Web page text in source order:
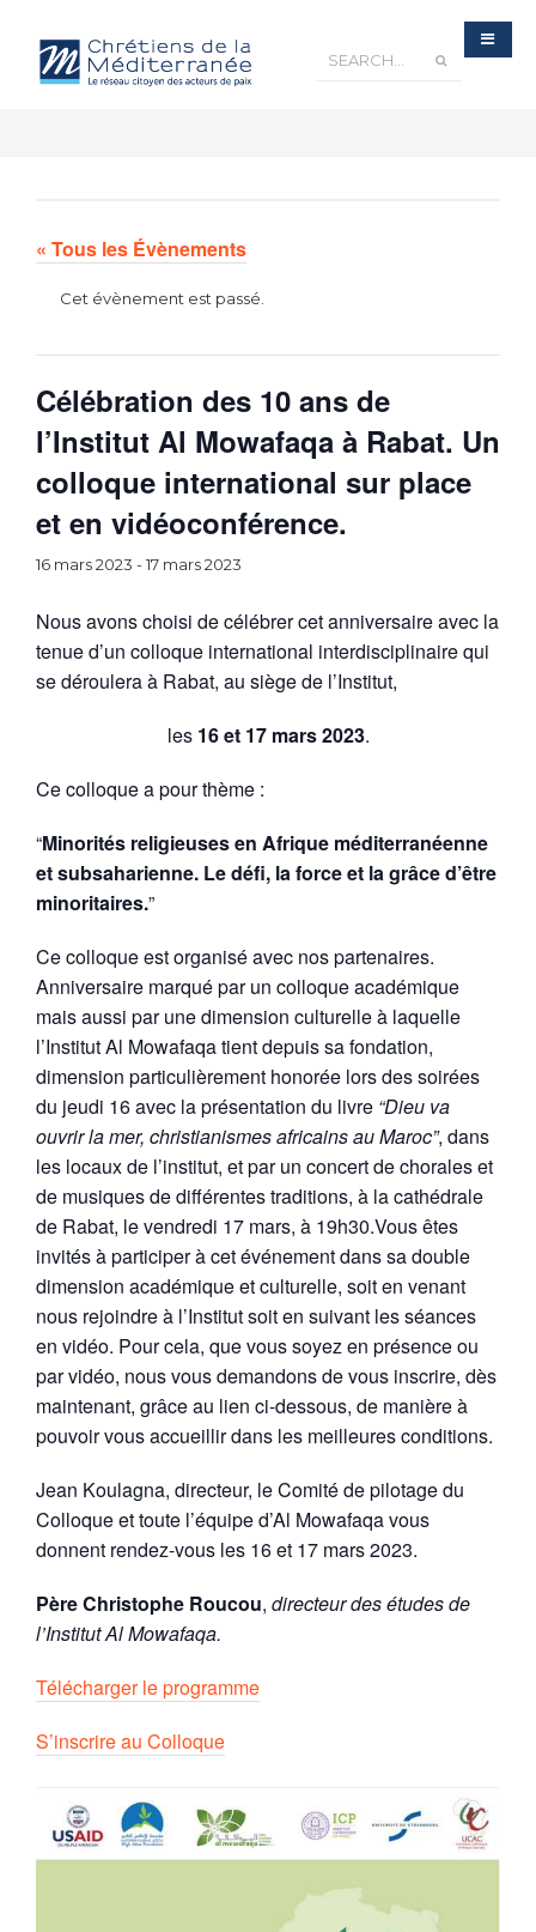
« Tous les Évènements
Cet évènement est passé.
Célébration des 10 ans de
l’Institut Al Mowafaqa à Rabat. Un
colloque international sur place
et en vidéoconférence.
16 mars 2023 -17 mars 2023
Nous avons choisi de célébrer cet anniversaire avec la
tenue d’un colloque international interdisciplinaire qui
se déroulera à Rabat, au siège de l’Institut,
les 16 et 17 mars 2023.
Ce colloque a pour thème :
“Minorités religieuses en Afrique méditerranéenne
et subsaharienne. Le défi, la force et la grâce d’être
minoritaires.”
Ce colloque est organisé avec nos partenaires.
Anniversaire marqué par un colloque académique
mais aussi par une dimension culturelle à laquelle
l’Institut Al Mowafaqa tient depuis sa fondation,
dimension particulièrement honorée lors des soirées
du jeudi 16 avec la présentation du livre “Dieu va
ouvrir la mer, christianismes africains au Maroc”, dans
les locaux de l’institut, et par un concert de chorales et
de musiques de différentes traditions, à la cathédrale
de Rabat, le vendredi 17 mars, à 19h30.Vous êtes
invités à participer à cet événement dans sa double
dimension académique et culturelle, soit en venant
nous rejoindre à l’Institut soit en suivant les séances
en vidéo. Pour cela, que vous soyez en présence ou
par vidéo, nous vous demandons de vous inscrire, dès
maintenant, grâce au lien ci-dessous, de manière à
pouvoir vous accueillir dans les meilleures conditions.
Jean Koulagna, directeur, le Comité de pilotage du
Colloque et toute l’équipe d’Al Mowafaqa vous
donnent rendez-vous les 16 et 17 mars 2023.
Père Christophe Roucou, directeur des études de
l’Institut Al Mowafaqa.
Télécharger le programme
S’inscrire au Colloque